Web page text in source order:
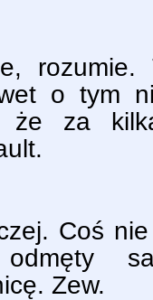
o tym
że za
Coś
Zew.